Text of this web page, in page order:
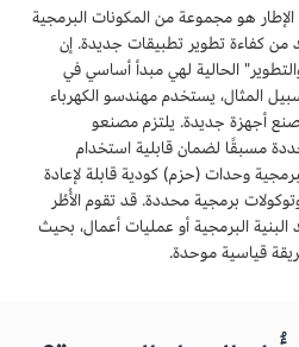
هو مجموعة من المكونات البرمجية
من كفاءة تطوير تطبيقات جديدة. إن
الحالية لهي مبدأ أساسي في
المثال، يستخدم مهندسو الكهرباء
صنع أجهزة جديدة. يلتزم مصنعو
مسبقًا لضمان قابلية استخدام
وحدات (حزم) كودية قابلة لإعادة
برمجية محددة. قد تقوم الأُطُر
البرمجية أو عمليات أعمال، بحيث
قياسية موحدة.